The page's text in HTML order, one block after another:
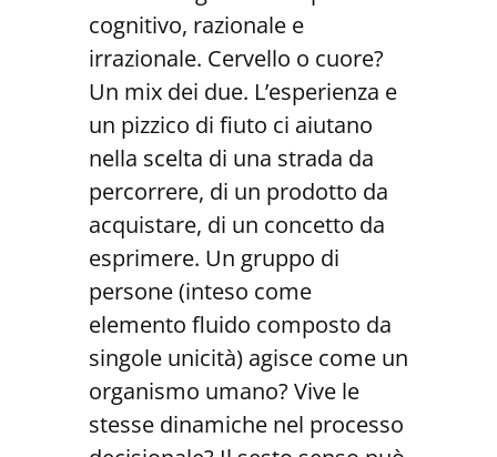
cognitivo, razionale e
irrazionale. Cervello o cuore?
Un mix dei due. L’esperienza e
un pizzico di fiuto ci aiutano
nella scelta di una strada da
percorrere, di un prodotto da
acquistare, di un concetto da
esprimere. Un gruppo di
persone (inteso come
elemento fluido composto da
singole unicità) agisce come un
organismo umano? Vive le
stesse dinamiche nel processo